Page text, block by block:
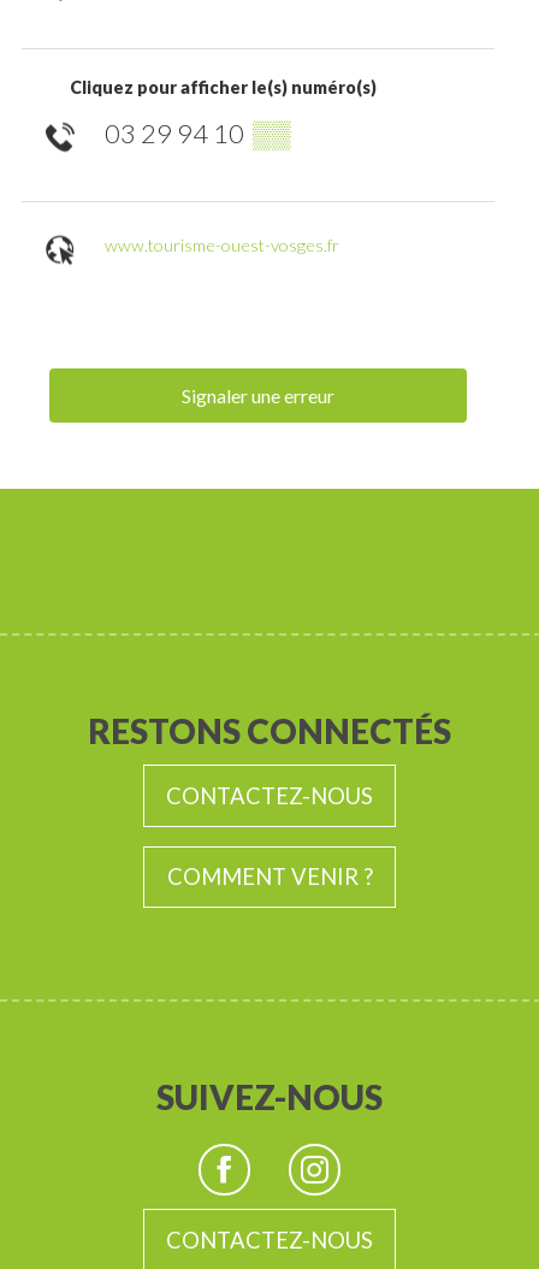
Cliquez pour afficher le(s) numéro(s)
03 29 94 10 ▒▒
www.tourisme-ouest-vosges.fr
Signaler une erreur
RESTONS CONNECTÉS
CONTACTEZ-NOUS
COMMENT VENIR ?
SUIVEZ-NOUS
CONTACTEZ-NOUS